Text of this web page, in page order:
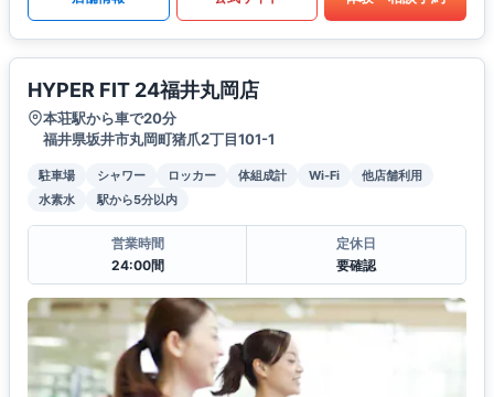
HYPER FIT 24福井丸岡店
本荘駅から車で20分
福井県坂井市丸岡町猪爪2丁目101-1
駐車場 シャワー ロッカー 体組成計 Wi-Fi
他店舗利用
水素水
駅から5分以内
営業時間
24:00間
定休日
要確認